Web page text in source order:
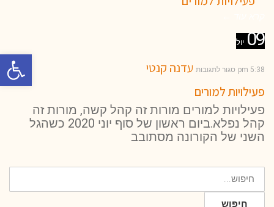
09 יול
5:38 pm סגור לתגובות עדנה קנטי
פעילויות למורים
פעילויות למורים מורות זה קהל קשה, מורות זה
קהל נפלא.ביום ראשון של סוף יוני 2020 כשהגל
השני של הקורונה מסתובב
חיפוש
עבור:
חיפוש
פתח